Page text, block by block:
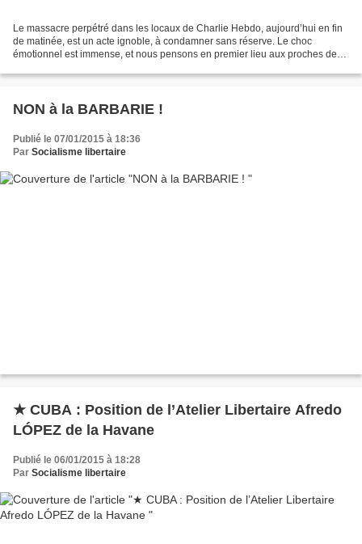
Le massacre perpétré dans les locaux de Charlie Hebdo, aujourd’hui en fin
de matinée, est un acte ignoble, à condamner sans réserve. Le choc
émotionnel est immense, et nous pensons en premier lieu aux proches des
NON à la BARBARIE !
Publié le 07/01/2015 à 18:36
Par Socialisme libertaire
★ CUBA : Position de l’Atelier Libertaire Afredo
LÓPEZ de la Havane
Publié le 06/01/2015 à 18:28
Par Socialisme libertaire